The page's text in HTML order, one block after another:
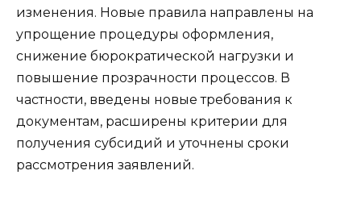
изменения. Новые правила направлены на
упрощение процедуры оформления,
снижение бюрократической нагрузки и
повышение прозрачности процессов. В
частности, введены новые требования к
документам, расширены критерии для
получения субсидий и уточнены сроки
рассмотрения заявлений.